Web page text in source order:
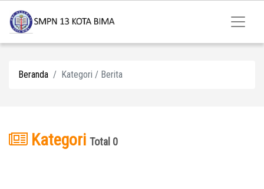
Beranda Kategori / Berita
Kategori Total 0